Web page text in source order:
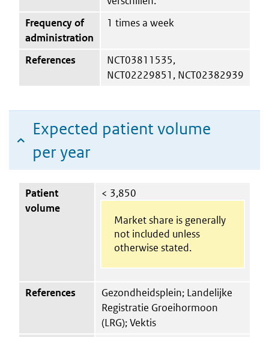
Frequency of
administration
1 times a week
References
NCT03811535,
NCT02229851, NCT02382939
Expected patient volume
per year
Patient
volume
< 3,850
Market share is generally
not included unless
otherwise stated.
References
Gezondheidsplein; Landelijke
Registratie Groeihormoon
(LRG); Vektis